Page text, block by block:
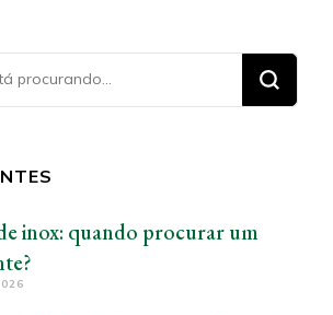
inox: quando procurar um